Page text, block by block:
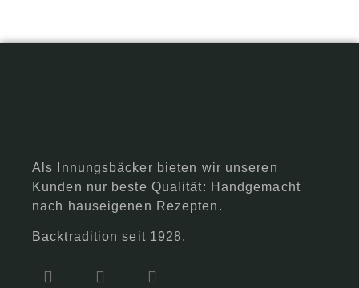
Als Innungsbäcker bieten wir unseren
Kunden nur beste Qualität: Handgemacht
nach hauseigenen Rezepten.
Backtradition seit 1928.